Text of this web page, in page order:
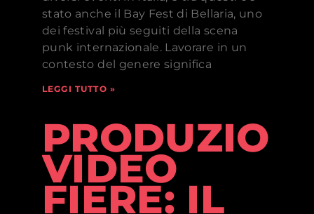
stato anche il Bay Fest di Bellaria, uno
dei festival più seguiti della scena
punk internazionale. Lavorare in un
contesto del genere significa
LEGGI TUTTO »
VIDEO
FIERE: IL